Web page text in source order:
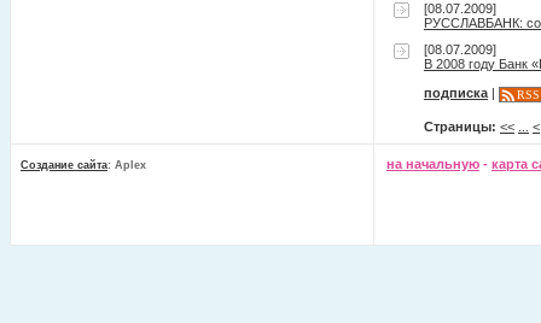
[08.07.2009]
РУССЛАВБАНК:
[08.07.2009]
В 2008 году Банк
подписка | RSS
Страницы: << <
Создание сайта: Aplex на начальную - карта